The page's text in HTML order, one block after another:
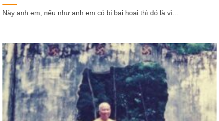
Này anh em, nếu như anh em có bị bại hoại thì đó là vì...